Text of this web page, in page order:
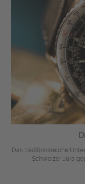
Das traditionsreiche
Schweizer Jura